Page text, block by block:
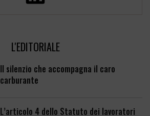
L'EDITORIALE
Il silenzio che accompagna il caro
carburante
L’articolo 4 dello Statuto dei lavoratori